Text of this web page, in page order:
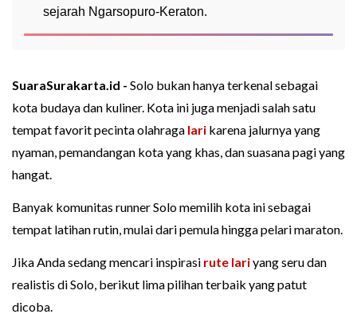
sejarah Ngarsopuro-Keraton.
SuaraSurakarta.id - Solo bukan hanya terkenal sebagai
kota budaya dan kuliner. Kota ini juga menjadi salah satu
tempat favorit pecinta olahraga lari karena jalurnya yang
nyaman, pemandangan kota yang khas, dan suasana pagi yang
hangat.
Banyak komunitas runner Solo memilih kota ini sebagai
tempat latihan rutin, mulai dari pemula hingga pelari maraton.
Jika Anda sedang mencari inspirasi rute lariyang seru dan
realistis di Solo, berikut lima pilihan terbaik yang patut
dicoba.